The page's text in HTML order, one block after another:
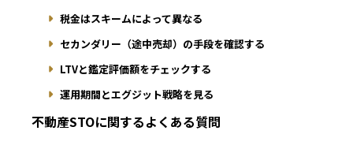
税金はスキームによって異なる
セカンダリー（途中売却）の手段を確認する
LTVと鑑定評価額をチェックする
運用期間とエグジット戦略を見る
不動産STOに関するよくある質問